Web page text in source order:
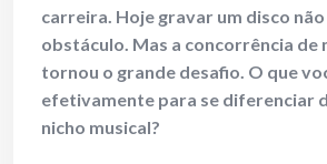
carreira. Hoje gravar um disco
obstáculo. Mas a concorrência de
tornou o grande desafio. O que
efetivamente para se diferenciar
nicho musical?